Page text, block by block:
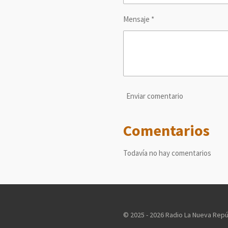
Mensaje *
Enviar comentario
Comentarios
Todavía no hay comentarios
© 2025 - 2026 Radio La Nueva